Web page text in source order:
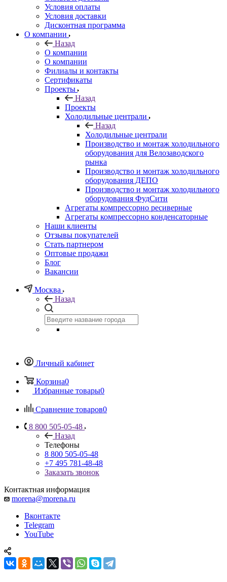
Условия оплаты
Условия доставки
Дисконтная программа
О компании
Назад
О компании
О компании
Филиалы и контакты
Сертификаты
Проекты
Назад
Проекты
Холодильные централи
Назад
Холодильные централи
Производство и монтаж холодильного
оборудования для Велозаводского
рынка
Производство и монтаж холодильного
оборудования ДЕПО
Производство и монтаж холодильного
оборудования ФудСити
Агрегаты компрессорно ресиверные
Агрегаты компрессорно конденсаторные
Наши клиенты
Отзывы покупателей
Стать партнером
Оптовые продажи
Блог
Вакансии
Москва
Назад
Личный кабинет
Корзина0
Избранные товары0
Сравнение товаров0
8 800 505-05-48
Назад
Телефоны
8 800 505-05-48
+7 495 781-48-48
Заказать звонок
Контактная информация
morena@morena.ru
Вконтакте
Telegram
YouTube